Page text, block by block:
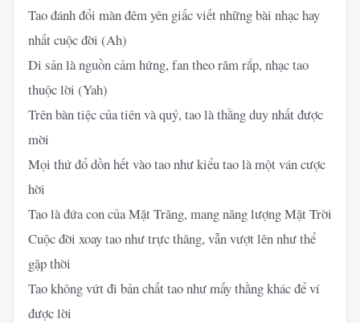
Tao đánh đổi màn đêm yên giấc viết những bài nhạc hay
nhất cuộc đời (Ah)
Di sản là nguồn cảm hứng, fan theo răm rắp, nhạc tao
thuộc lời (Yah)
Trên bàn tiệc của tiên và quỷ, tao là thằng duy nhất được
mời
Mọi thứ đổ dồn hết vào tao như kiểu tao là một ván cược
hời
Tao là đứa con của Mặt Trăng, mang năng lượng Mặt Trời
Cuộc đời xoay tao như trực thăng, vẫn vượt lên như thể
gặp thời
Tao không vứt đi bản chất tao như mấy thằng khác để ví
được lời